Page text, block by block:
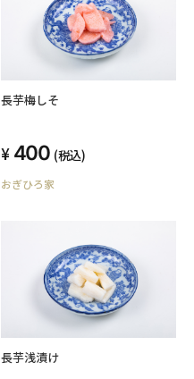
長芋梅しそ
400 (税込)
おぎひろ家
長芋浅漬け